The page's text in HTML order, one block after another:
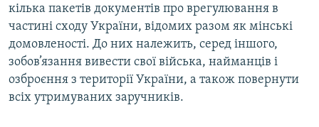
кілька пакетів документів про врегулювання в
частині сходу України, відомих разом як мінські
домовленості. До них належить, серед іншого,
зобов’язання вивести свої війська, найманців і
озброєння з території України, а також повернути
всіх утримуваних заручників.